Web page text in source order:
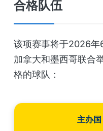
合格队伍
该项赛事将于2026年
加拿大和墨西哥联合
格的球队：
主办国